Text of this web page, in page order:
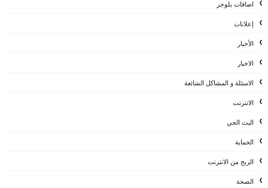
اضافات بلوجر
إعلانات
الأخبار
الاخبار
الاسئلة و المشاكل الشائعة
الانترنت
البث الحي
الحماية
الربح من الانترنت
الصحة